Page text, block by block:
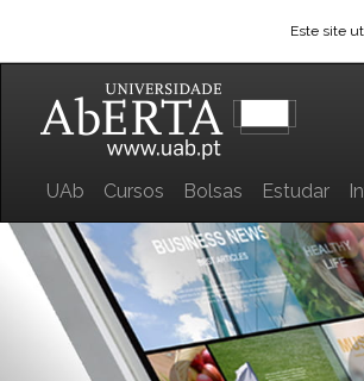
Este site
UAb Cursos Bolsas Estudar